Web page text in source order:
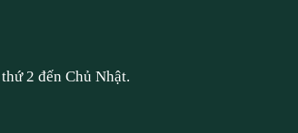
2 đến Chủ Nhật.